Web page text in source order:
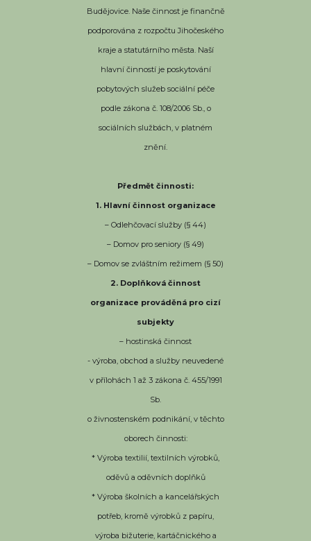
Budějovice. Naše činnost je finančně
podporována z rozpočtu Jihočeského
kraje a statutárního města. Naší
hlavní činností je poskytování
pobytových služeb sociální péče
podle zákona č. 108/2006 Sb., o
sociálních službách, v platném
znění.
Předmět činnosti:
1. Hlavní činnost organizace
– Odlehčovací služby (§ 44)
– Domov pro seniory (§ 49)
– Domov se zvláštním režimem (§ 50)
2. Doplňková činnost
organizace prováděná pro cizí
subjekty
– hostinská činnost
- výroba, obchod a služby neuvedené
v přílohách 1 až 3 zákona č. 455/1991
Sb.
o živnostenském podnikání, v těchto
oborech činnosti:
* Výroba textilií, textilních výrobků,
oděvů a oděvních doplňků
* Výroba školních a kancelářských
potřeb, kromě výrobků z papíru,
výroba bižuterie, kartáčnického a